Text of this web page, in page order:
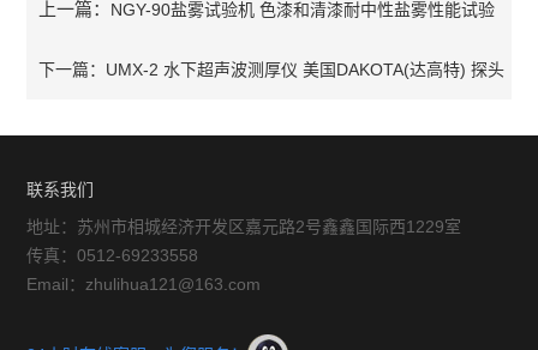
上一篇： NGY-90盐雾试验机 色漆和清漆耐中性盐雾性能试验
计下一篇： UMX-2 水下超声波测厚仪 美国DAKOTA(达高特) 探头
联系我们
地址：苏州市相城经济开发区嘉元路2号鑫鑫国际西1229室
传真：0512-69233558
Email：zhulihua121@163.com